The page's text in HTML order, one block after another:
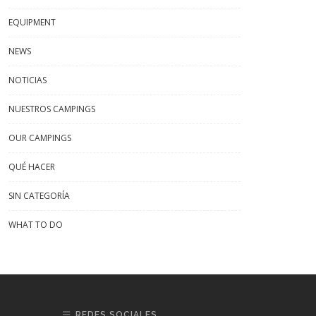
EQUIPMENT
NEWS
NOTICIAS
NUESTROS CAMPINGS
OUR CAMPINGS
QUÉ HACER
SIN CATEGORÍA
WHAT TO DO